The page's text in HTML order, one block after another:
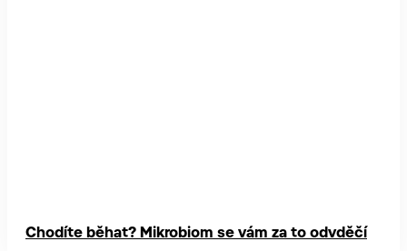
Chodíte běhat? Mikrobiom se vám za to odvděčí